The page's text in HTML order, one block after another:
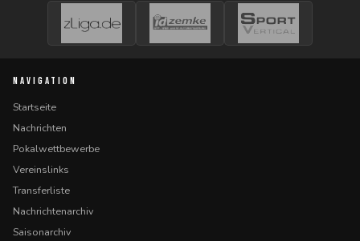
NAVIGATION
Startseite
Nachrichten
Pokalwettbewerbe
Vereinslinks
Transferliste
Nachrichtenarchiv
Saisonarchiv